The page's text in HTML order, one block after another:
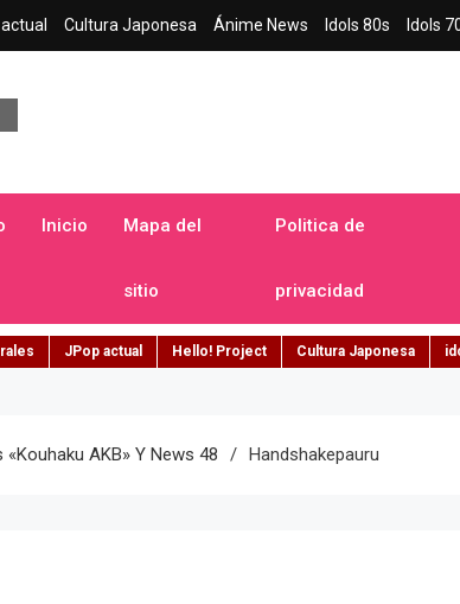
Cultura Japonesa Ánime News Idols 80s Idols
Inicio Mapa del
sitio
Politica de
privacidad
JPop actual Hello! Project Cultura Japonesa
AKB» Y News 48 Handshakepauru